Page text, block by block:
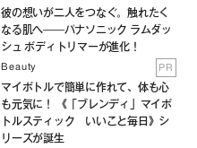
彼の想いが二人をつなぐ。触れたく
なる肌へ──パナソニック ラムダッ
シュ ボディトリマーが進化！
Beauty PR
マイボトルで簡単に作れて、体も心
も元気に！ 《「ブレンディ」マイボ
トルスティック いいこと毎日》シ
リーズが誕生